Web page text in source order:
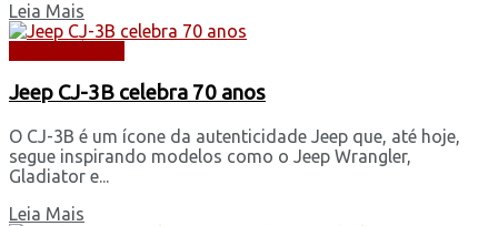
Leia Mais
Jeep CJ-3B celebra 70 anos
O CJ-3B é um ícone da autenticidade Jeep que, até hoje,
segue inspirando modelos como o Jeep Wrangler,
Gladiator e...
Leia Mais